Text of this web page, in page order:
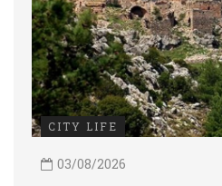
CITY LIFE
03/08/2026